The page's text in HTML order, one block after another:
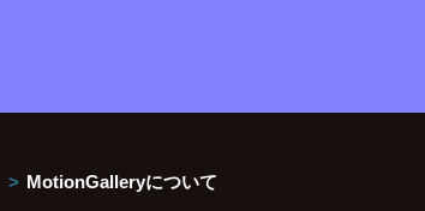
MotionGalleryについて